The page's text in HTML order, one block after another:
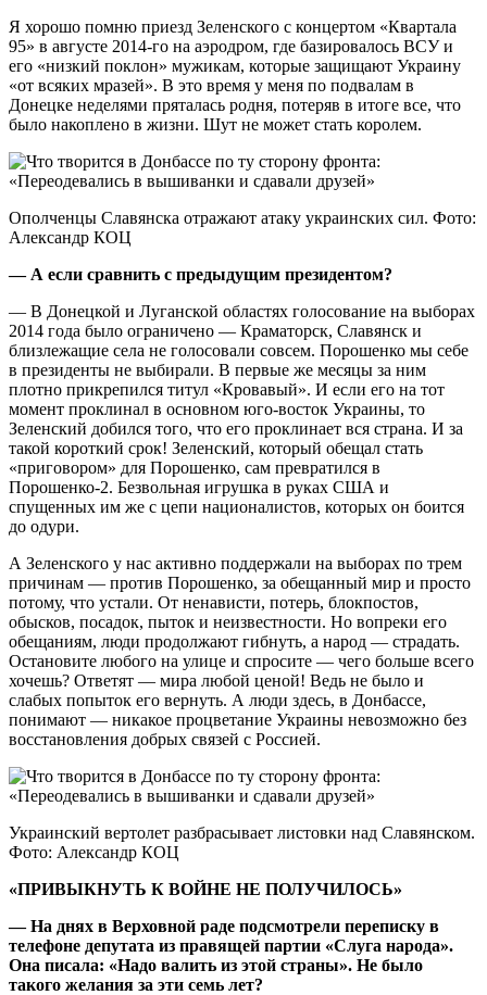
Я хорошо помню приезд Зеленского с концертом «Квартала
95» в августе 2014-го на аэродром, где базировалось ВСУ и
его «низкий поклон» мужикам, которые защищают Украину
«от всяких мразей». В это время у меня по подвалам в
Донецке неделями пряталась родня, потеряв в итоге все, что
было накоплено в жизни. Шут не может стать королем.
Ополченцы Славянска отражают атаку украинских сил. Фото:
Александр КОЦ
— А если сравнить с предыдущим президентом?
— В Донецкой и Луганской областях голосование на выборах
2014 года было ограничено — Краматорск, Славянск и
близлежащие села не голосовали совсем. Порошенко мы себе
в президенты не выбирали. В первые же месяцы за ним
плотно прикрепился титул «Кровавый». И если его на тот
момент проклинал в основном юго-восток Украины, то
Зеленский добился того, что его проклинает вся страна. И за
такой короткий срок! Зеленский, который обещал стать
«приговором» для Порошенко, сам превратился в
Порошенко-2. Безвольная игрушка в руках США и
спущенных им же с цепи националистов, которых он боится
до одури.
А Зеленского у нас активно поддержали на выборах по трем
причинам — против Порошенко, за обещанный мир и просто
потому, что устали. От ненависти, потерь, блокпостов,
обысков, посадок, пыток и неизвестности. Но вопреки его
обещаниям, люди продолжают гибнуть, а народ — страдать.
Остановите любого на улице и спросите — чего больше всего
хочешь? Ответят — мира любой ценой! Ведь не было и
слабых попыток его вернуть. А люди здесь, в Донбассе,
понимают — никакое процветание Украины невозможно без
восстановления добрых связей с Россией.
Украинский вертолет разбрасывает листовки над Славянском.
Фото: Александр КОЦ
«ПРИВЫКНУТЬ К ВОЙНЕ НЕ ПОЛУЧИЛОСЬ»
— На днях в Верховной раде подсмотрели переписку в
телефоне депутата из правящей партии «Слуга народа».
Она писала: «Надо валить из этой страны». Не было
такого желания за эти семь лет?